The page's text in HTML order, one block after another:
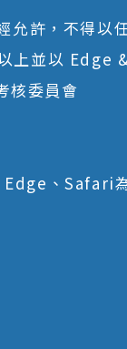
允許，不得以
上並以
核委員會
、Safari